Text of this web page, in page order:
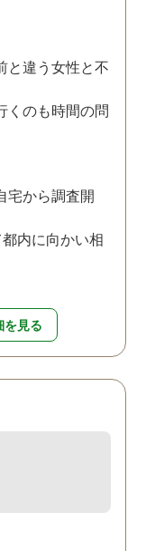
と違う女性と不
くのも時間の問
宅から調査開
内に向かい相
を見る